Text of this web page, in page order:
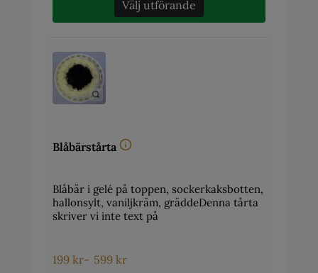
Välj utförande
Blåbärstårta
Blåbär i gelé på toppen, sockerkaksbotten,
hallonsylt, vaniljkräm, gräddeDenna tårta
skriver vi inte text på
199 kr- 599 kr